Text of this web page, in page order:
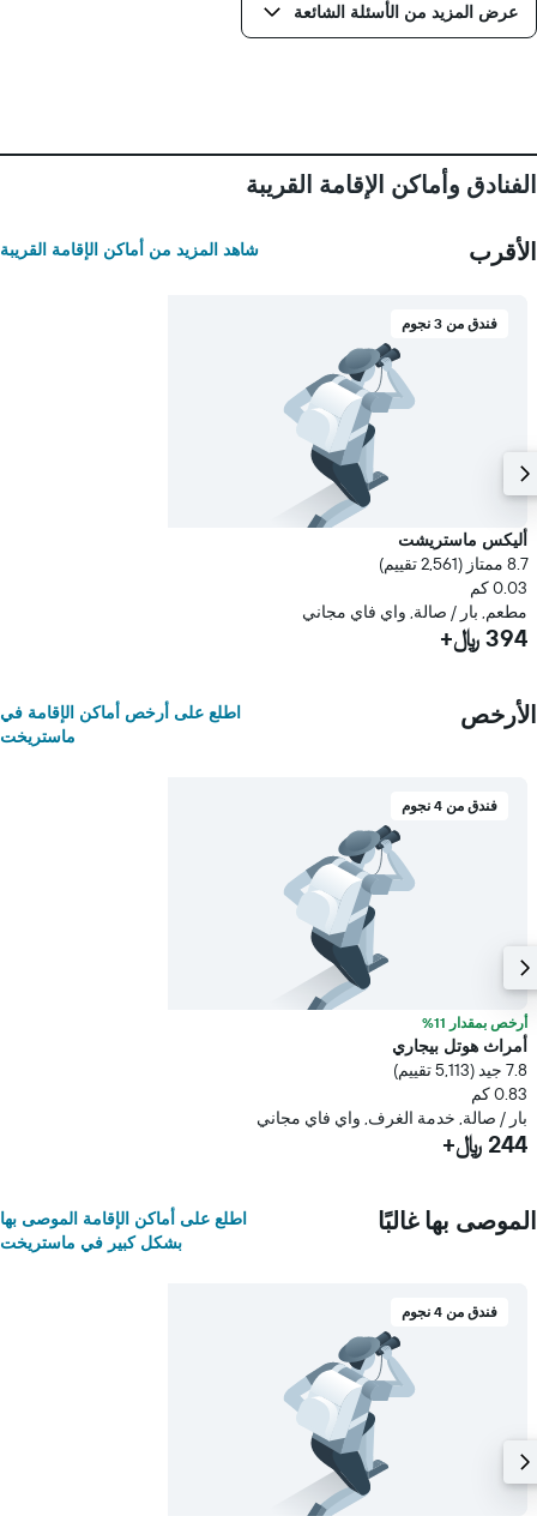
عرض المزيد من الأسئلة الشائعة
الفنادق وأماكن الإقامة القريبة
الأقرب شاهد المزيد من أماكن الإقامة القريبة
فندق من 3 نجوم
أليكس ماستريشت
8.7 ممتاز (2,561 تقييم)
0.03 كم
مطعم, بار / صالة, واي فاي مجاني
394 ﷼+
الأرخص
اطلع على أرخص أماكن الإقامة في
ماستريخت
فندق من 4 نجوم
أرخص بمقدار 11%
أمراث هوتل بيجاري
7.8 جيد (5,113 تقييم)
0.83 كم
بار / صالة, خدمة الغرف, واي فاي مجاني
244 ﷼+
الموصى بها غالبًا
اطلع على أماكن الإقامة الموصى بها
بشكل كبير في ماستريخت
فندق من 4 نجوم